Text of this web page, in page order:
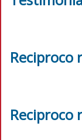
Reciproco
Reciproco